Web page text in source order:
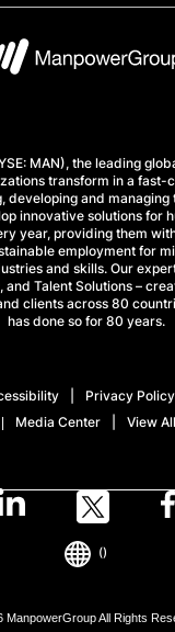
MAN), the leading
transform in a fast-
developing and
innovative solutions for
year, providing them
employment for
and skills. Our
and Talent Solutions –
clients across 80
has done so for 80 years.
Privacy Policy
Media Center View
ManpowerGroup All Rights
()